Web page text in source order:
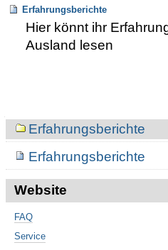
Erfahrungsberichte
Hier könnt ihr
Ausland lesen
NavigationErfahrungsberichte
Erfahrungsberichte
Website
FAQ
Service